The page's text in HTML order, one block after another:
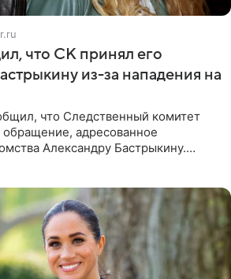
что СК принял его
из-за нападения на
что Следственный комитет
обращение, адресованное
Александру Бастрыкину.